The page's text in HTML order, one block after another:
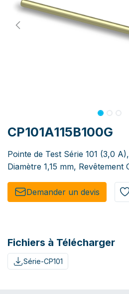
CP101A115B100G
Pointe de Test Série 101 (3,0
Diamètre 1,15 mm, Revêtement
Demander un de​​vis​​
Fichiers à Télécharger
Série-CP101